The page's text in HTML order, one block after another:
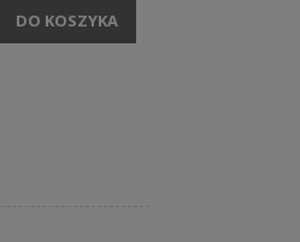
DO KOSZYKA